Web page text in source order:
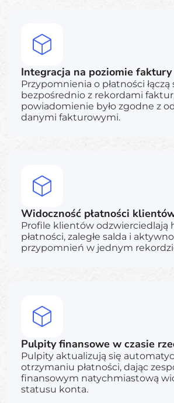
Integracja na poziomie faktury
Przypomnienia o płatności łączą
bezpośrednio z rekordami
powiadomienie było zgodne z
danymi fakturowymi.
Widoczność płatności
Profile klientów odzwierciedlają
płatności, zaległe salda i
przypomnień w jednym
Pulpity finansowe w czasie
Pulpity aktualizują się
otrzymaniu płatności, dając
finansowym natychmiastową
statusu konta.